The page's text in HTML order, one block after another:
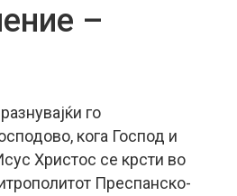
–
го
кога Господ и
Христос се крсти во
Преспанско-